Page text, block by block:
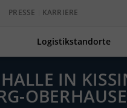
PRESSE KARRIERE
Logistikstandorte
IN